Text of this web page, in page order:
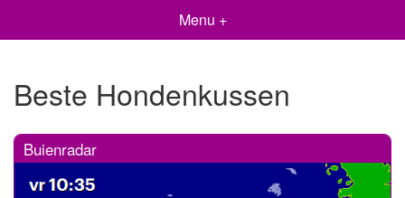
Menu +
Beste Hondenkussen
Buienradar